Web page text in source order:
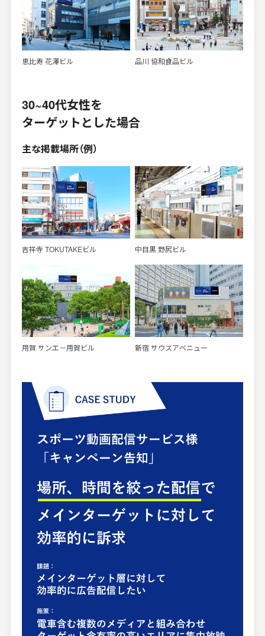
恵比寿 花澤ビル 品川 協和食品ビル
30~40代女性を
ターゲットとした場合
主な掲載場所（例）
吉祥寺 TOKUTAKEビル 中目黒 野尻ビル
用賀 サンエ－用賀ビル 新宿 サウスアベニュー